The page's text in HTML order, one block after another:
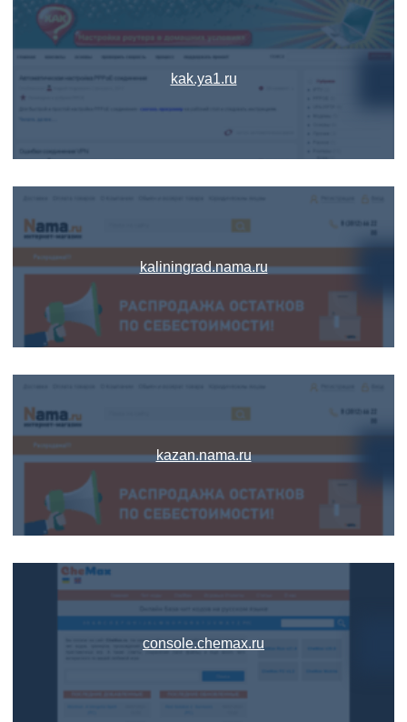
kak.ya1.ru
kaliningrad.nama.ru
kazan.nama.ru
console.chemax.ru